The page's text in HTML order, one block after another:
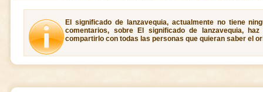
El significado de lanzavequia, actualmente no tiene
comentarios, sobre El significado de lanzavequia,
compartirlo con todas las personas que quieran saber el